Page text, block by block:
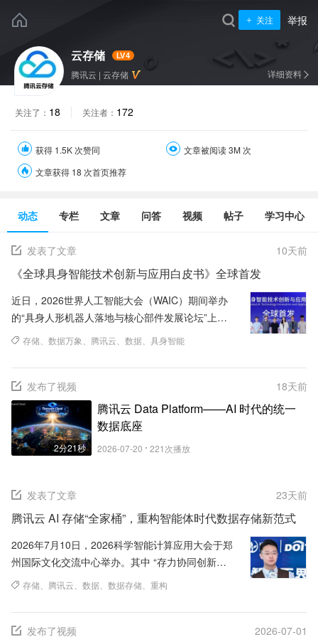
关注 举报
云存储 LV4
腾讯云 | 云存储 详细资料
关注了： 18 关注者： 172
获得 1.5K 次赞同
文章被阅读 3M 次
文章获得 18 次首页推荐
动态 专栏 文章 问答 视频 帖子 学习中心
发表了文章 10天前
《全球具身智能技术创新与应用白皮书》全球首发
近日，2026世界人工智能大会（WAIC）期间举办
的“具身人形机器人落地与核心部件发展论坛”上，
腾讯云联合弗若斯特沙利文正式发布《全球具身智
存储 数据万象 腾讯云 数据 具身智能
发布了视频 18天前
2分21秒
腾讯云 Data Platform——AI 时代的统一
数据底座
2026-07-20 221 次播放
发表了文章 23天前
腾讯云 AI 存储“全家桶”，重构智能体时代数据存储新范式
2026年7月10日，2026科学智能计算应用大会于郑
州国际文化交流中心举办。其中 “存力协同创新，
共筑 AI 数据底座” 存储论坛上，腾讯云存储高级产
存储 腾讯云 数据 数据存储 重构
发布了视频 2026-07-01